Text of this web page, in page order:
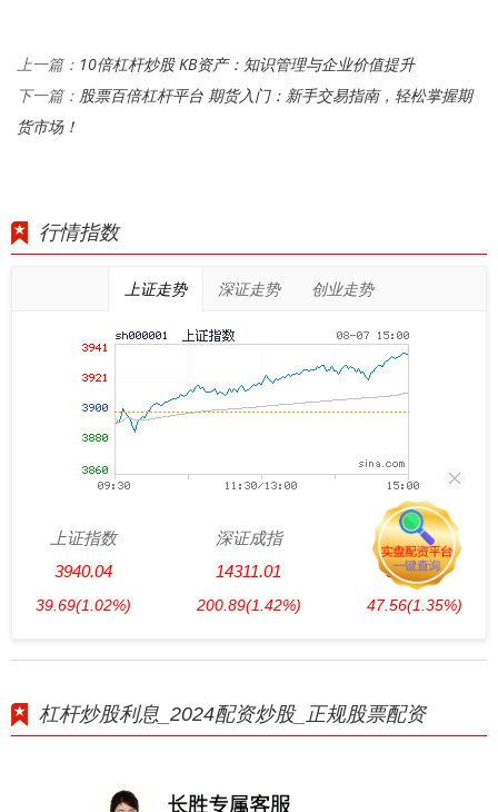
上一篇： 10倍杠杆炒股 KB资产：知识管理与企业价值提升
下一篇： 股票百倍杠杆平台 期货入门：新手交易指南，轻松掌握期
货市场！
行情指数
上证走势 深证走势 创业走势
上证指数
3940.04
39.69(1.02%)
深证成指
14311.01
200.89(1.42%)
创业板指
3563.12
47.56(1.35%)
杠杆炒股利息_2024配资炒股_正规股票配资